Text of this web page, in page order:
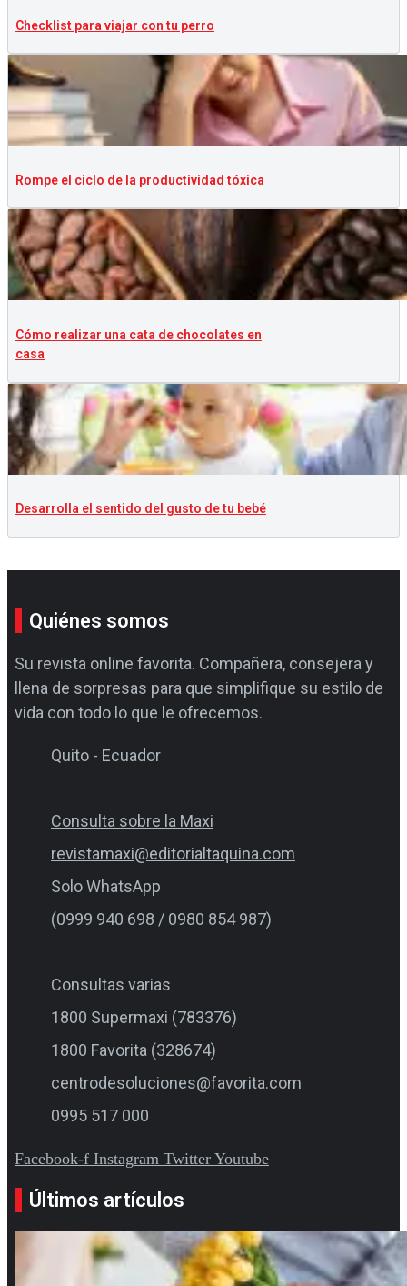
Checklist para viajar con tu perro
Rompe el ciclo de la productividad tóxica
Cómo realizar una cata de chocolates en
casa
Desarrolla el sentido del gusto de tu bebé
Quiénes somos
Su revista online favorita. Compañera, consejera y
llena de sorpresas para que simplifique su estilo de
vida con todo lo que le ofrecemos.
Quito - Ecuador
Consulta sobre la Maxi
revistamaxi@editorialtaquina.com
Solo WhatsApp
(0999 940 698 / 0980 854 987)
Consultas varias
1800 Supermaxi (783376)
1800 Favorita (328674)
centrodesoluciones@favorita.com
0995 517 000
Facebook-f Instagram Twitter Youtube
Últimos artículos